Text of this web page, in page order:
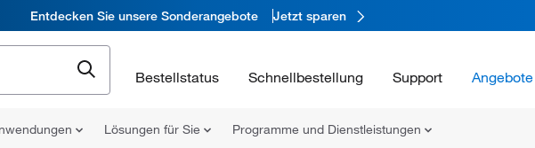
Entdecken Sie unsere Sonderangebote Jetzt sparen
Bestellstatus Schnellbestellung Support Angebote
Lösungen für Sie Programme und Dienstleistungen